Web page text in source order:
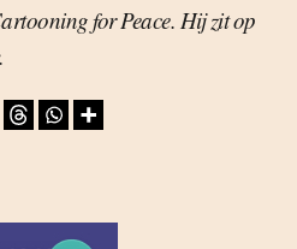
for Peace. Hij zit op
.